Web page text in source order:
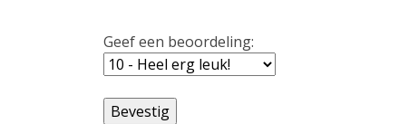
Geef een beoordeling: